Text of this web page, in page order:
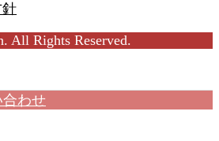
All Rights Reserved.
合わせ